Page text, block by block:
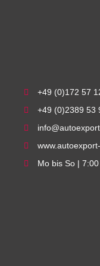
+49 (0)172 57
+49 (0)2389 53
Mo bis So |